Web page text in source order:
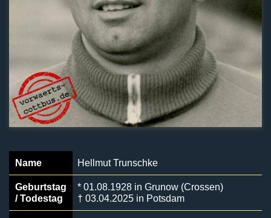
Name Hellmut Trunschke
Geburtstag
/ Todestag
* 01.08.1928 in Grunow (Crossen)
† 03.04.2025 in Potsdam